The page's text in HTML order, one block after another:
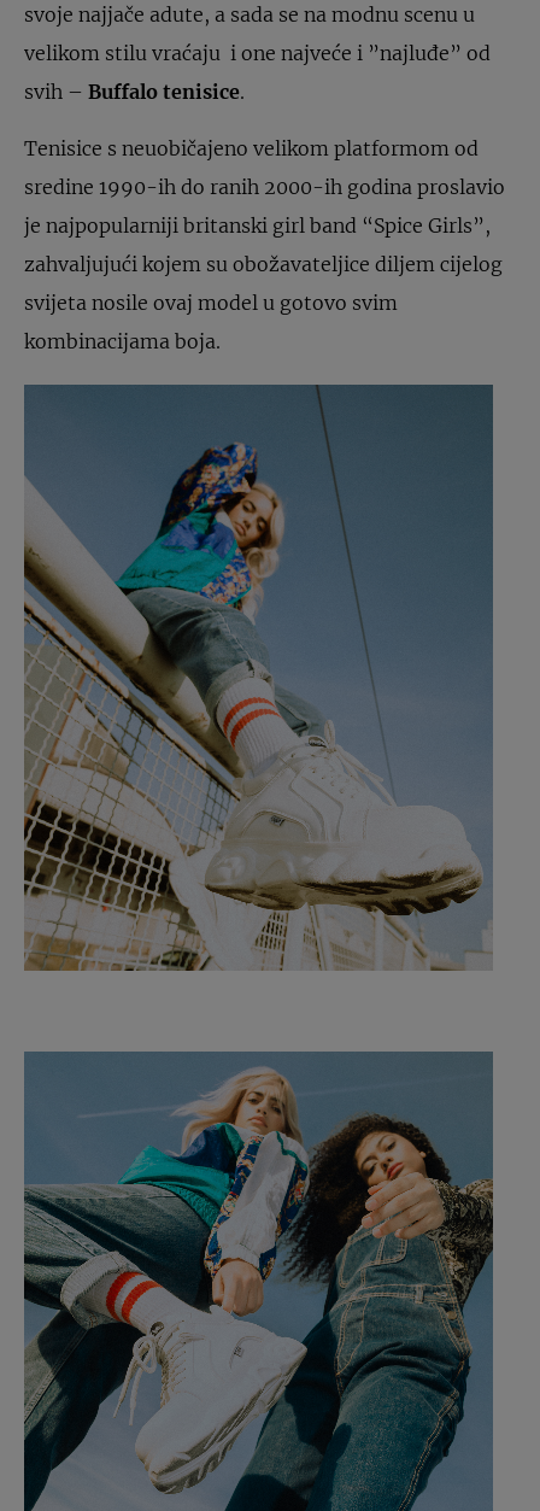
svoje najjače adute, a sada se na modnu scenu u
velikom stilu vraćaju i one najveće i ”najluđe” od
svih – Buffalo tenisice.
Tenisice s neuobičajeno velikom platformom od
sredine 1990-ih do ranih 2000-ih godina proslavio
je najpopularniji britanski girl band “Spice Girls”,
zahvaljujući kojem su obožavateljice diljem cijelog
svijeta nosile ovaj model u gotovo svim
kombinacijama boja.